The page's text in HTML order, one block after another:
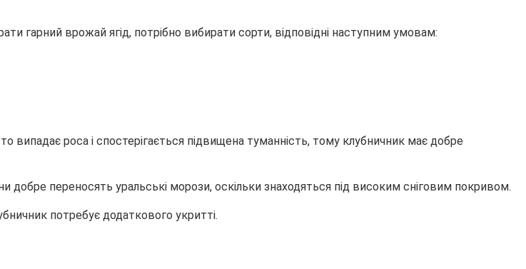
гарний врожай ягід, потрібно вибирати сорти, відповідні наступним умовам:
випадає роса і спостерігається підвищена туманність, тому клубничник має добре
добре переносять уральські морози, оскільки знаходяться під високим сніговим покривом.
потребує додаткового укритті.